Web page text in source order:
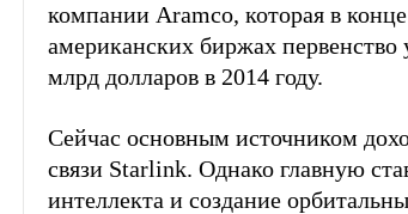
компании Aramco, которая в
американских биржах первенство
млрд долларов в 2014 году.
Сейчас основным источником
связи Starlink. Однако главную
интеллекта и создание